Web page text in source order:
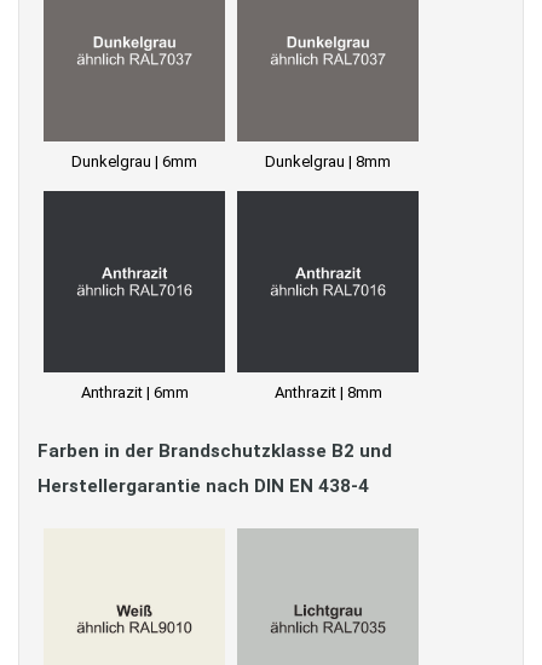
Dunkelgrau | 6mm Dunkelgrau | 8mm
Anthrazit | 6mm Anthrazit | 8mm
Farben in der Brandschutzklasse B2 und
Herstellergarantie nach DIN EN 438-4